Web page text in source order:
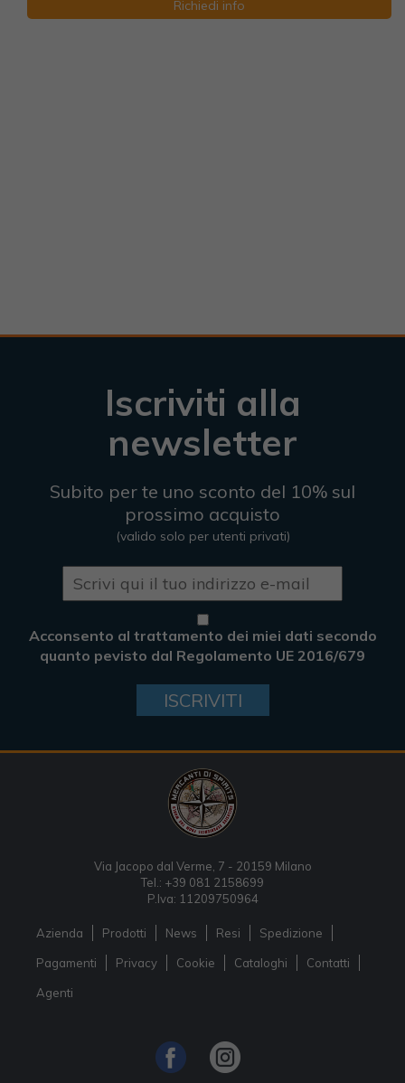
Richiedi info
Iscriviti alla
newsletter
Subito per te uno sconto del 10% sul
prossimo acquisto
(valido solo per utenti privati)
Acconsento al trattamento dei miei dati secondo
quanto pevisto dal Regolamento UE 2016/679
ISCRIVITI
Via Jacopo dal Verme, 7 - 20159 Milano
Tel.: +39 081 2158699
P.Iva: 11209750964
Azienda Prodotti News Resi Spedizione
Pagamenti Privacy Cookie Cataloghi Contatti
Agenti